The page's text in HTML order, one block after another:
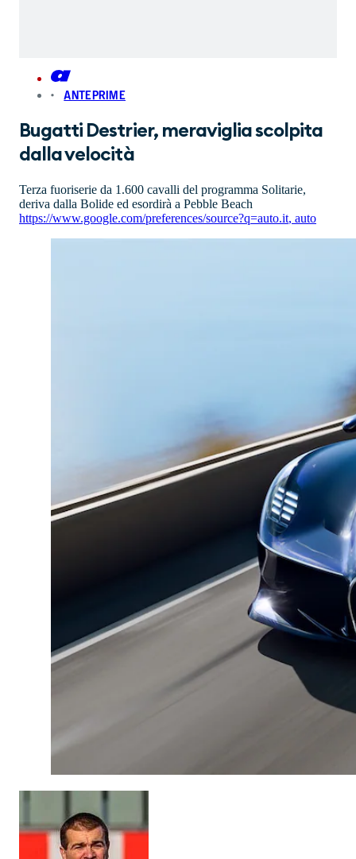
ANTEPRIME
Bugatti Destrier, meraviglia scolpita
dalla velocità
Terza fuoriserie da 1.600 cavalli del programma Solitarie,
deriva dalla Bolide ed esordirà a Pebble Beach
https://www.google.com/preferences/source?q=auto.it, auto